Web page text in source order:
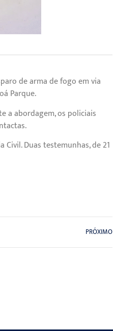
de arma de fogo em via
Parque.
a abordagem, os policiais
Duas testemunhas, de 21
PRÓXIMO